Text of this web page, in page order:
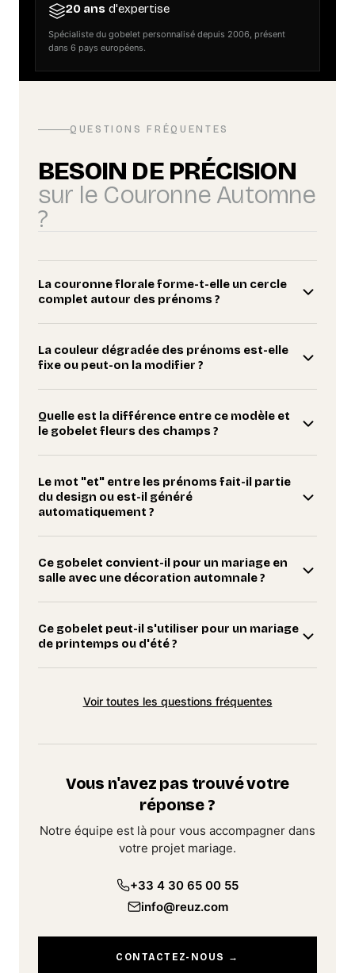
20 ans d'expertise
Spécialiste du gobelet personnalisé depuis 2006, présent
dans 6 pays européens.
QUESTIONS FRÉQUENTES
BESOIN DE PRÉCISION
sur le Couronne Automne
?
La couronne florale forme-t-elle un cercle
complet autour des prénoms ?
La couleur dégradée des prénoms est-elle
fixe ou peut-on la modifier ?
Quelle est la différence entre ce modèle et
le gobelet fleurs des champs ?
Le mot "et" entre les prénoms fait-il partie
du design ou est-il généré
automatiquement ?
Ce gobelet convient-il pour un mariage en
salle avec une décoration automnale ?
Ce gobelet peut-il s'utiliser pour un mariage
de printemps ou d'été ?
Voir toutes les questions fréquentes
Vous n'avez pas trouvé votre
réponse ?
Notre équipe est là pour vous accompagner dans
votre projet mariage.
+33 4 30 65 00 55
info@reuz.com
CONTACTEZ-NOUS →